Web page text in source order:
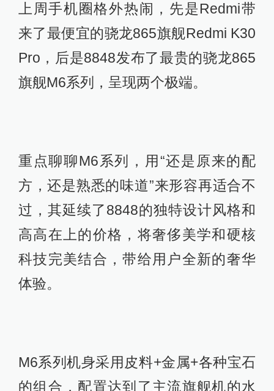
上周手机圈格外热闹，先是Redmi带
来了最便宜的骁龙865旗舰Redmi K30
Pro，后是8848发布了最贵的骁龙865
旗舰M6系列，呈现两个极端。
重点聊聊M6系列，用“还是原来的配
方，还是熟悉的味道”来形容再适合不
过，其延续了8848的独特设计风格和
高高在上的价格，将奢侈美学和硬核
科技完美结合，带给用户全新的奢华
体验。
M6系列机身采用皮料+金属+各种宝石
的组合，配置达到了主流旗舰机的水